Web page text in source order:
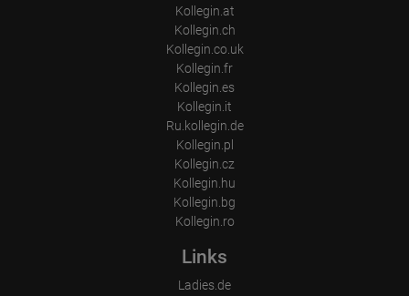
Gerät (PC, Tablet-PC oder Smartphone)
Browser und alle verwendeten Add-ons
Auflösung des Computers
Besucherquelle (Facebook, Suchmaschine oder verweisende
Welche Dateien wurden heruntergeladen?
Welche Videos angeschaut?
Wurden Werbebanner angeklickt?
Wohin ging der Besucher? Klickte er auf weitere Seiten des
Portals oder hat er sie komplett verlassen?
Wie lange blieb der Besucher?
Kollegin.at
Kollegin.ch
Kollegin.co.uk
Kollegin.fr
Kollegin.es
Kollegin.it
Ru.kollegin.de
Kollegin.pl
Kollegin.cz
Kollegin.hu
Kollegin.bg
Kollegin.ro
Links
Ladies.de